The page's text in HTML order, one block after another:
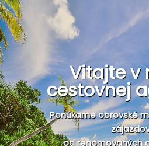
Vitajte v
cestovnej
Ponúkame obrovské
od renomovaných